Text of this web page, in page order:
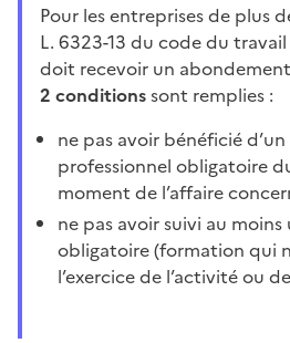
Pour les entreprises de plus de 50 salariés, l’article
L. 6323-13 du code du
doit recevoir un abondement
2 conditionssont remplies :
ne pas avoir bénéficié
professionnel obligatoire
moment de l’affaire
ne pas avoir suivi au
obligatoire (formation qui
l’exercice de l’activité ou